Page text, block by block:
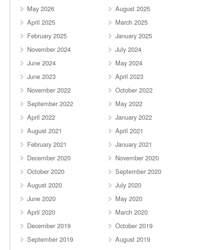
May 2026
August 2025
April 2025
March 2025
February 2025
January 2025
November 2024
July 2024
June 2024
May 2024
June 2023
April 2023
November 2022
October 2022
September 2022
May 2022
April 2022
January 2022
August 2021
April 2021
February 2021
January 2021
December 2020
November 2020
October 2020
September 2020
August 2020
July 2020
June 2020
May 2020
April 2020
March 2020
December 2019
October 2019
September 2019
August 2019